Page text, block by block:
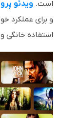
است. ویدئو
و برای عملکرد
استفاده